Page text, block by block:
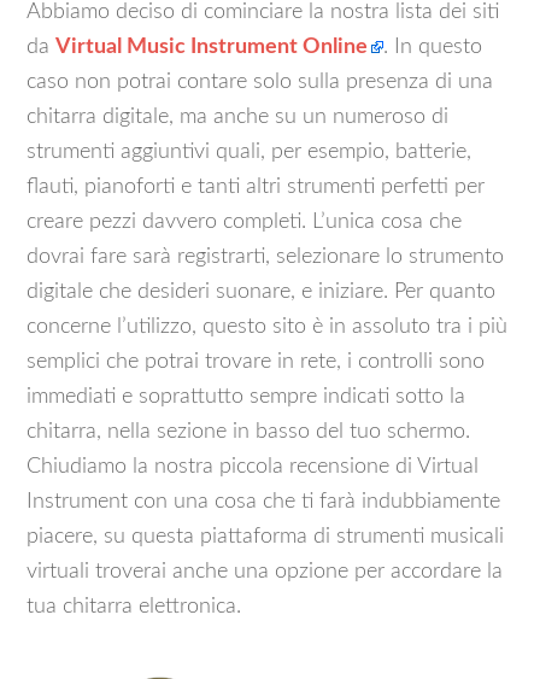
Abbiamo deciso di cominciare la nostra lista dei siti
daVirtual Music Instrument Online
. In questo
caso non potrai contare solo sulla presenza di una
chitarra digitale, ma anche su un numeroso di
strumenti aggiuntivi quali, per esempio, batterie,
flauti, pianoforti e tanti altri strumenti perfetti per
creare pezzi davvero completi. L’unica cosa che
dovrai fare sarà registrarti, selezionare lo strumento
digitale che desideri suonare, e iniziare. Per quanto
concerne l’utilizzo, questo sito è in assoluto tra i più
semplici che potrai trovare in rete, i controlli sono
immediati e soprattutto sempre indicati sotto la
chitarra, nella sezione in basso del tuo schermo.
Chiudiamo la nostra piccola recensione di Virtual
Instrument con una cosa che ti farà indubbiamente
piacere, su questa piattaforma di strumenti musicali
virtuali troverai anche una opzione per accordare la
tua chitarra elettronica.